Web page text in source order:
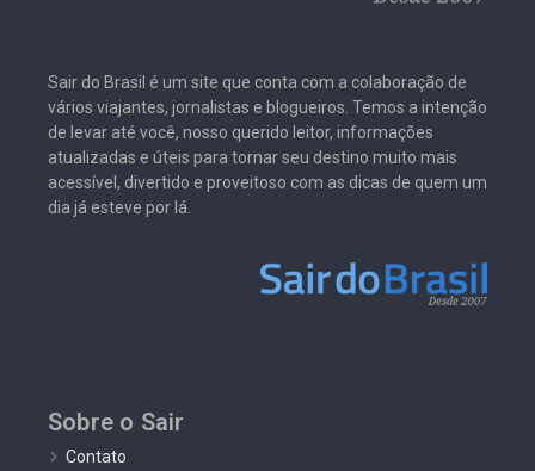
Sair do Brasil é um site que conta com a colaboração de
vários viajantes, jornalistas e blogueiros. Temos a intenção
de levar até você, nosso querido leitor, informações
atualizadas e úteis para tornar seu destino muito mais
acessível, divertido e proveitoso com as dicas de quem um
dia já esteve por lá.
Sobre o Sair
Contato